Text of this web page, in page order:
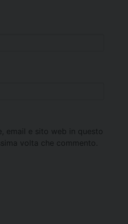
email e sito web in questo
volta che commento.